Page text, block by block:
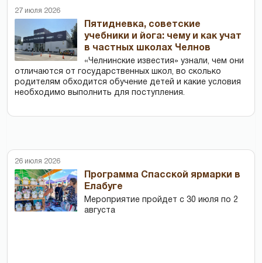
27 июля 2026
Пятидневка, советские
учебники и йога: чему и как учат
в частных школах Челнов
«Челнинские известия» узнали, чем они
отличаются от государственных школ, во сколько
родителям обходится обучение детей и какие условия
необходимо выполнить для поступления.
26 июля 2026
Программа Спасской ярмарки в
Елабуге
Мероприятие пройдет с 30 июля по 2
августа